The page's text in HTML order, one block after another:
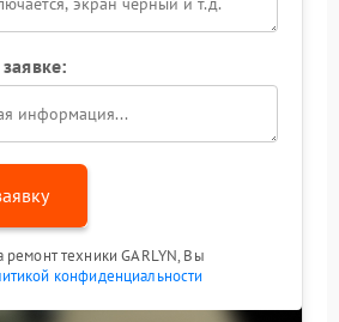
ремонт техники GARLYN, Вы
конфиденциальности